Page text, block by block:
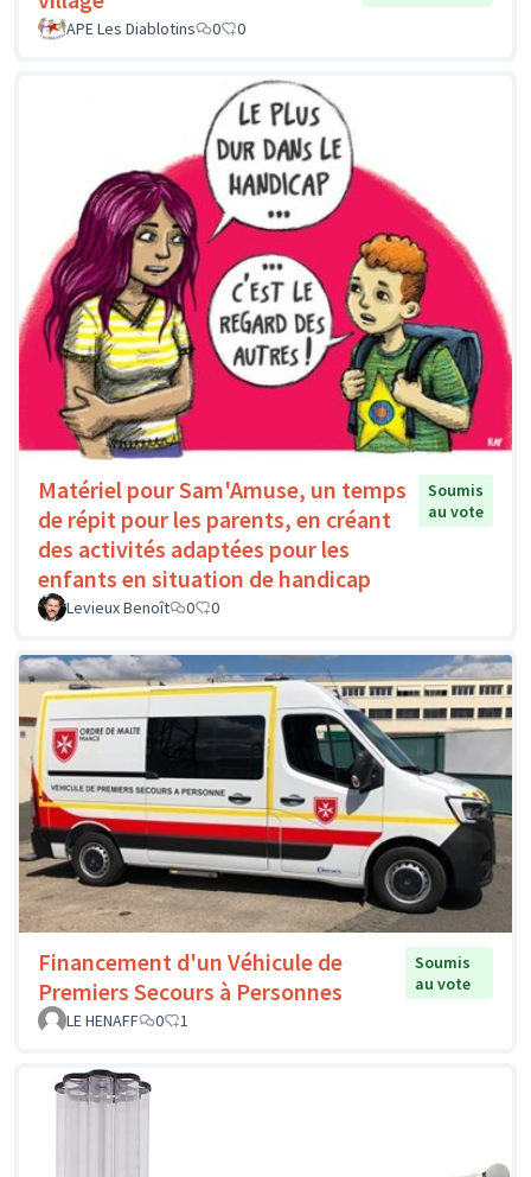
APE Les Diablotins
0 0
Matériel pour Sam'Amuse, un temps
de répit pour les parents, en créant
des activités adaptées pour les
enfants en situation de handicap
Soumis
au vote
Levieux Benoît 0 0
Financement d'un Véhicule de
Premiers Secours à Personnes
Soumis
au vote
LE HENAFF
0 1